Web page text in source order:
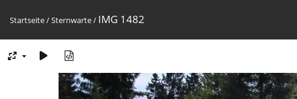
Startseite/Sternwarte/ IMG 1482